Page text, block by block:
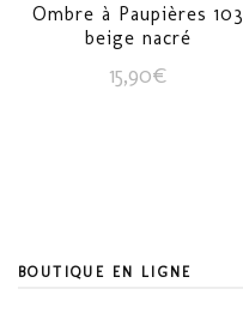
Ombre à Paupières 103
beige nacré
15,90€
BOUTIQUE EN LIGNE